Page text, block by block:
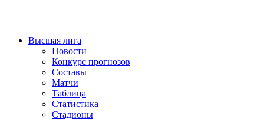
Высшая лига
Новости
Конкурс прогнозов
Составы
Матчи
Таблица
Статистика
Стадионы